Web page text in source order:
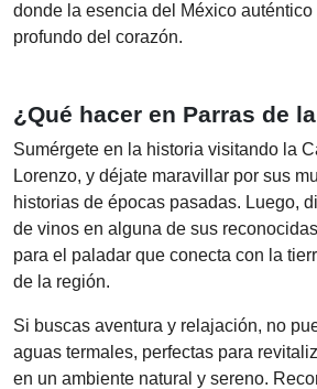
donde la esencia del México
profundo del corazón.
¿Qué hacer en Parras de
Sumérgete en la historia visitando la
Lorenzo, y déjate maravillar por sus
historias de épocas pasadas. Luego,
de vinos en alguna de sus
para el paladar que conecta con la
de la región.
Si buscas aventura y relajación, no
aguas termales, perfectas para
en un ambiente natural y sereno.